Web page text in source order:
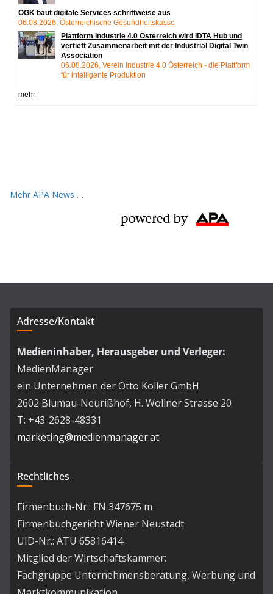
Mehr APA News …
Adresse/Kontakt
Medieninhaber, Herausgeber und Verleger:
MedienManager
ein Unternehmen der Otto Koller GmbH
2602 Blumau-Neurißhof, H. Wollner Strasse 20
T: +43-2628-48331
marketing@medienmanager.at
Rechtliches
Firmenbuch-Nr.: FN 347675 m
Firmenbuchgericht Wiener Neustadt
UID-Nr.: ATU 65816414
Mitglied der Wirtschaftskammer:
Fachgruppe Unternehmensberatung, Werbung und